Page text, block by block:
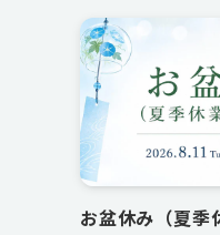
お盆休み（夏季